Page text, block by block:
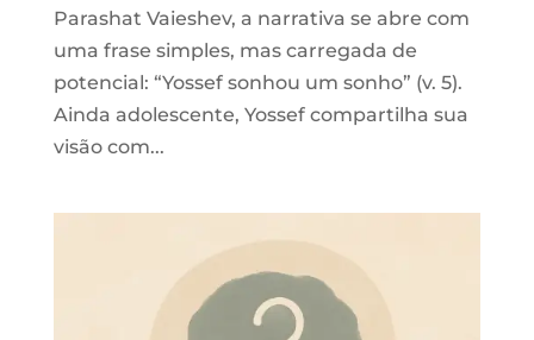
Parashat Vaieshev, a narrativa se abre com
uma frase simples, mas carregada de
potencial: “Yossef sonhou um sonho” (v. 5).
Ainda adolescente, Yossef compartilha sua
visão com...